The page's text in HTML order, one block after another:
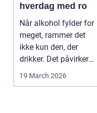
hverdag med ro
Når alkohol fylder for
meget, rammer det
ikke kun den, der
drikker. Det påvirker
også familie, arbej...
19 March 2026